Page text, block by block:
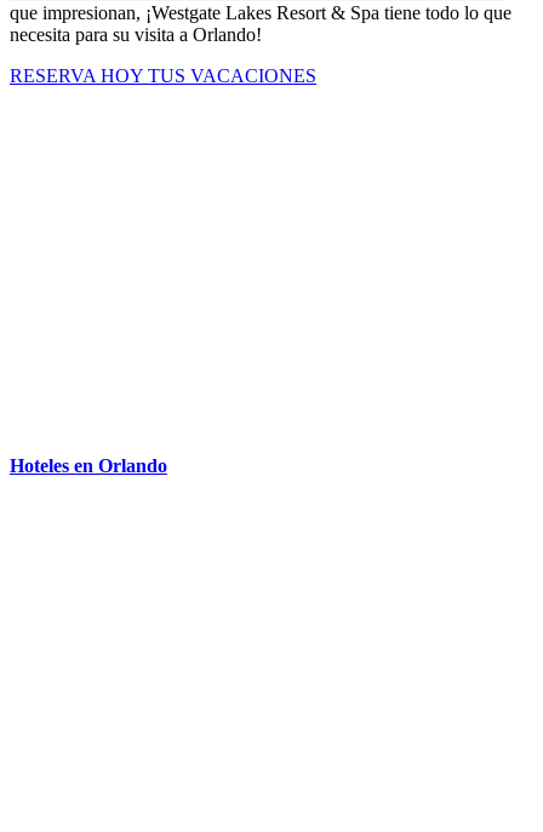
que impresionan, ¡Westgate Lakes Resort & Spa tiene todo lo que
necesita para su visita a Orlando!
RESERVA HOY TUS VACACIONES
Hoteles en Orlando